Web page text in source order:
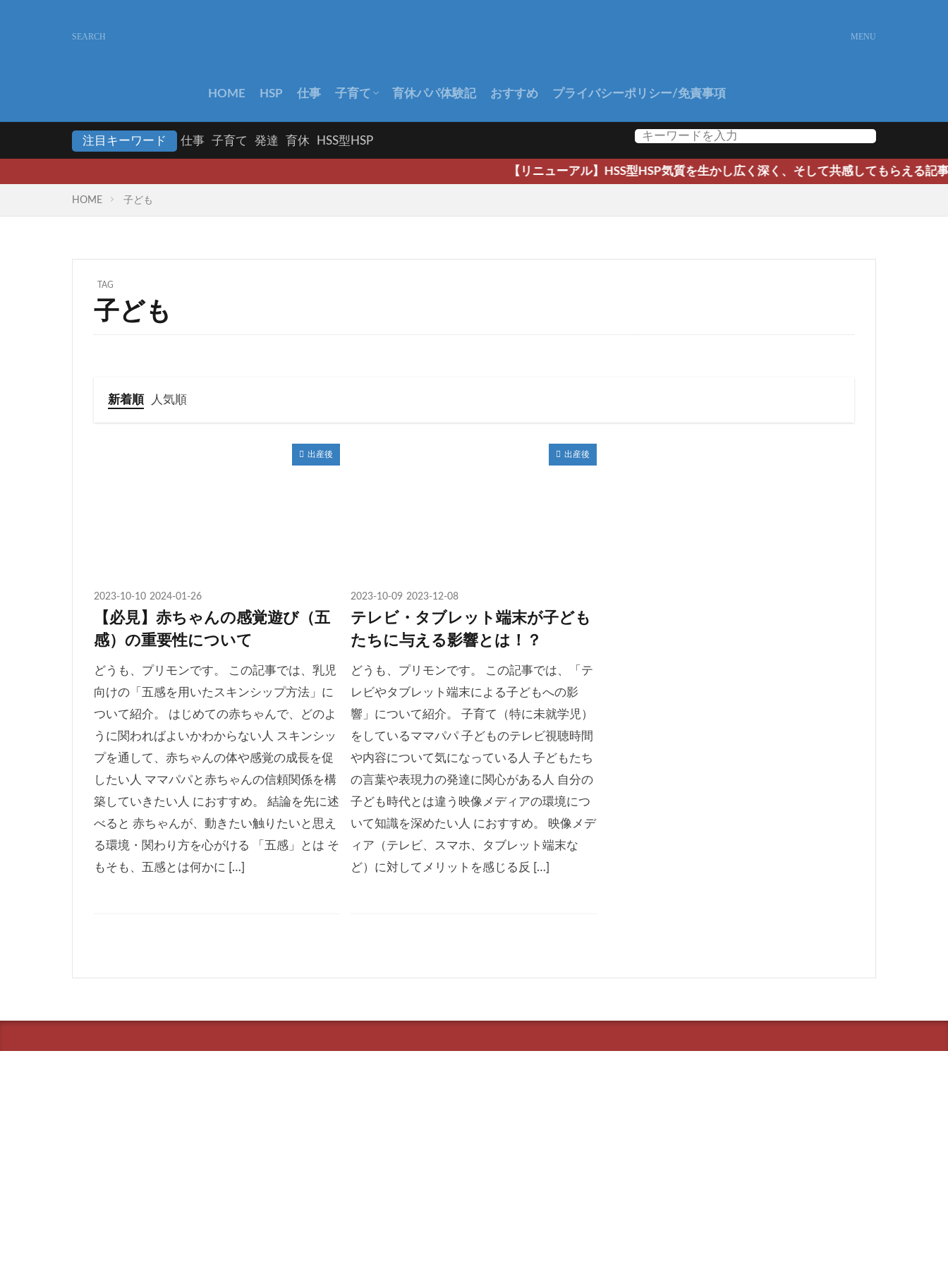
HOME HSP 仕事 子育て 育休パパ体験記 おすすめ プライバシーポリシー/免責事項
注目キーワード 仕事 子育て 発達 育休 HSS型HSP
【リニューアル】HSS型HSP気質を生かし広く深く、そして共感してもらえる記事を
HOME 子ども
TAG
子ども
新着順 人気順
出産後
2023-10-10 2024-01-26
【必見】赤ちゃんの感覚遊び（五
感）の重要性について
どうも、プリモンです。 この記事では、乳児
向けの「五感を用いたスキンシップ方法」に
ついて紹介。 はじめての赤ちゃんで、どのよ
うに関わればよいかわからない人 スキンシッ
プを通して、赤ちゃんの体や感覚の成長を促
したい人 ママパパと赤ちゃんの信頼関係を構
築していきたい人 におすすめ。 結論を先に述
べると 赤ちゃんが、動きたい触りたいと思え
る環境・関わり方を心がける 「五感」とは そ
もそも、五感とは何かに […]
出産後
2023-10-09 2023-12-08
テレビ・タブレット端末が子ども
たちに与える影響とは！？
どうも、プリモンです。 この記事では、「テ
レビやタブレット端末による子どもへの影
響」について紹介。 子育て（特に未就学児）
をしているママパパ 子どものテレビ視聴時間
や内容について気になっている人 子どもたち
の言葉や表現力の発達に関心がある人 自分の
子ども時代とは違う映像メディアの環境につ
いて知識を深めたい人 におすすめ。 映像メデ
ィア（テレビ、スマホ、タブレット端末な
ど）に対してメリットを感じる反 […]